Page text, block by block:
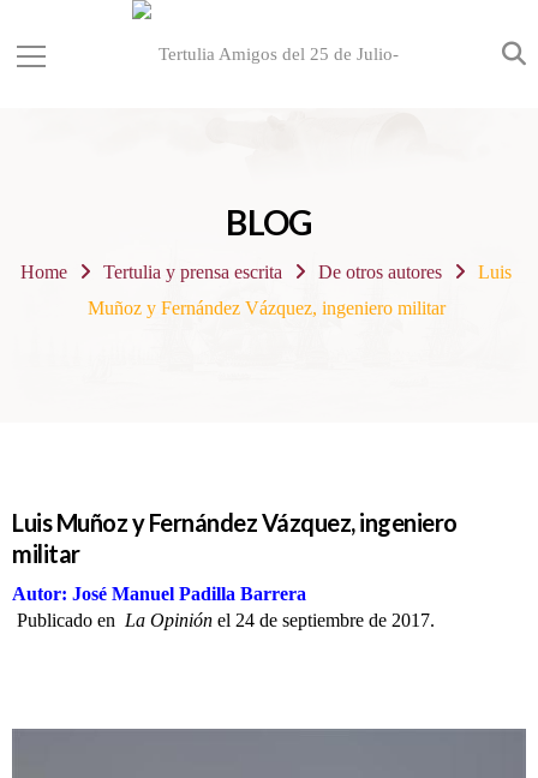
BLOG
Home Tertulia y prensa escrita De otros autores
Luis
Muñoz y Fernández Vázquez, ingeniero militar
Luis Muñoz y Fernández Vázquez, ingeniero
militar
Autor: José Manuel Padilla Barrera
Publicado en La Opinión el 24 de septiembre de 2017.